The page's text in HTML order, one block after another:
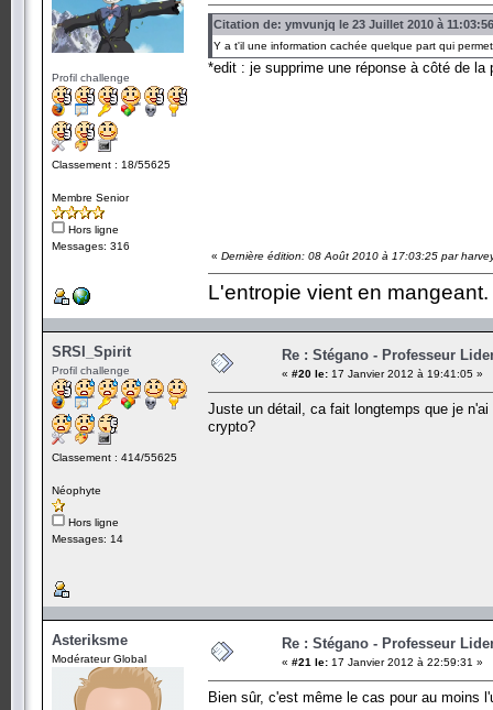
Profil challenge
Classement : 18/55625
Membre Senior
Hors ligne
Messages: 316
Citation de: ymvunjq le 23 Juillet 2010 à 11:03:56
Y a t'il une information cachée quelque part qui
*edit : je supprime une réponse à côté de la
« Dernière édition: 08 Août 2010 à 17:03:25 par
L'entropie vient en mangeant.
SRSI_Spirit
Profil challenge
Classement : 414/55625
Néophyte
Hors ligne
Messages: 14
Re : Stégano - Professeur
« #20 le: 17 Janvier 2012 à 19:41:05 »
Juste un détail, ca fait longtemps que je
crypto?
Asteriksme
Modérateur Global
Re : Stégano - Professeur
« #21 le: 17 Janvier 2012 à 22:59:31 »
Bien sûr, c'est même le cas pour au moins